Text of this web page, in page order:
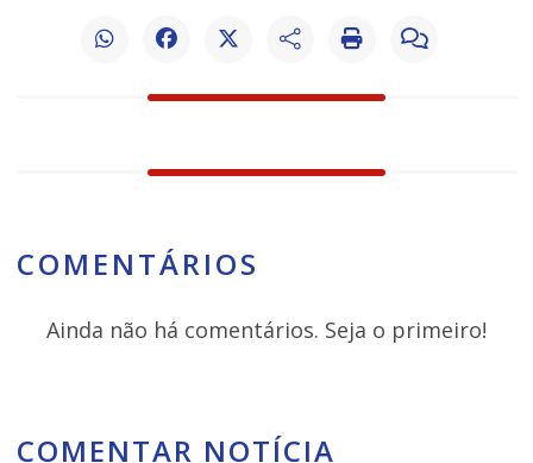
COMENTÁRIOS
Ainda não há comentários. Seja o primeiro!
COMENTAR NOTÍCIA